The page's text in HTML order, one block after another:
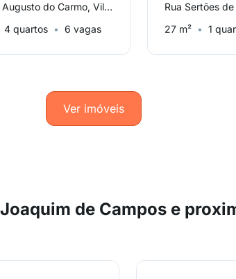
Rua Mário Augusto do Carmo, Vila Prudente
4 quartos 6 vagas
27 m²
1
Ver imóveis
de Campos e